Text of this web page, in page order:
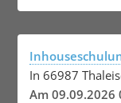
In 66987
Am 09.09.2026